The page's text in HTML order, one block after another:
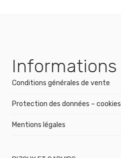
Informations
Conditions générales de vente
Protection des données – cookies
Mentions légales